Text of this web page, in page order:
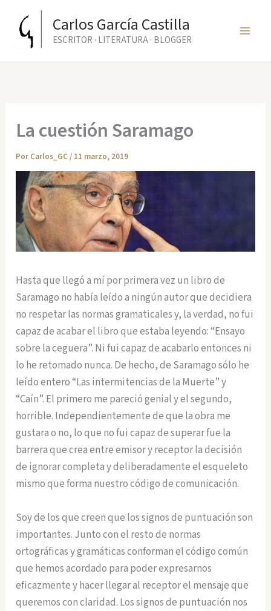
contenido
Carlos García Castilla
ESCRITOR · LITERATURA · BLOGGER
La cuestión Saramago
Por Carlos_GC/ 11 marzo, 2019
Hasta que llegó a mí por primera vez un libro de
Saramago no había leído a ningún autor que decidiera
no respetar las normas gramaticales y, la verdad, no fui
capaz de acabar el libro que estaba leyendo: “Ensayo
sobre la ceguera”. Ni fui capaz de acabarlo entonces ni
lo he retomado nunca. De hecho, de Saramago sólo he
leído entero “Las intermitencias de la Muerte” y
“Caín”. El primero me pareció genial y el segundo,
horrible. Independientemente de que la obra me
gustara o no, lo que no fui capaz de superar fue la
barrera que crea entre emisor y receptor la decisión
de ignorar completa y deliberadamente el esqueleto
mismo que forma nuestro código de comunicación.
Soy de los que creen que los signos de puntuación son
importantes. Junto con el resto de normas
ortográficas y gramáticas conforman el código común
que hemos acordado para poder expresarnos
eficazmente y hacer llegar al receptor el mensaje que
queremos con claridad. Los signos de puntuación nos